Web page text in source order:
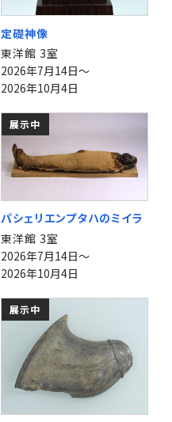
定礎神像
東洋館 3室
2026年7月14日～
2026年10月4日
展示中
パシェリエンプタハのミイラ
東洋館 3室
2026年7月14日～
2026年10月4日
展示中